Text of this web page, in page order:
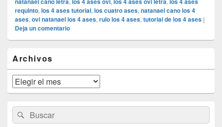
requinto, los 4 ases tutorial, los cuatro ases, natanael cano los 4
ases, ovi natanael los 4 ases, rulo los 4 ases, tutorial de los 4 ases |
Deja un comentario
área
de
widget
barra
lateral
primaria
Archivos
Archivos
Buscar
por:
Buscar